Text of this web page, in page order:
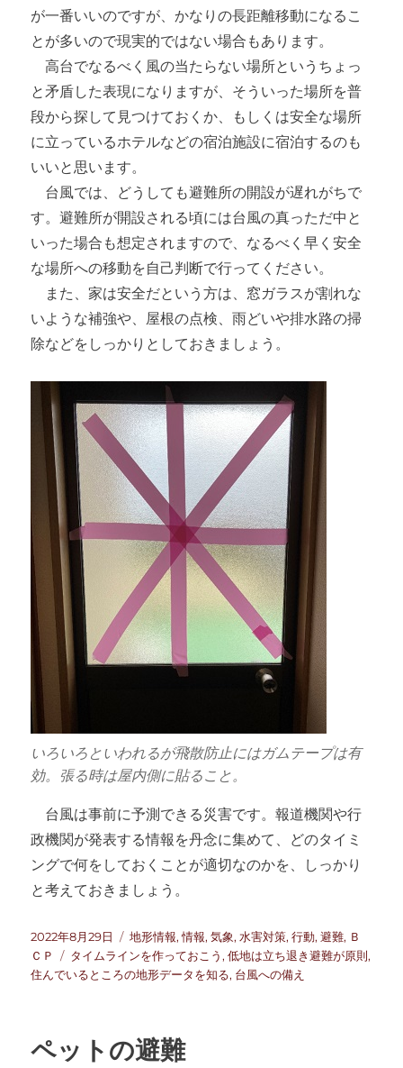
が一番いいのですが、かなりの長距離移動になるこ
とが多いので現実的ではない場合もあります。
高台でなるべく風の当たらない場所というちょっ
と矛盾した表現になりますが、そういった場所を普
段から探して見つけておくか、もしくは安全な場所
に立っているホテルなどの宿泊施設に宿泊するのも
いいと思います。
台風では、どうしても避難所の開設が遅れがちで
す。避難所が開設される頃には台風の真っただ中と
いった場合も想定されますので、なるべく早く安全
な場所への移動を自己判断で行ってください。
また、家は安全だという方は、窓ガラスが割れな
いような補強や、屋根の点検、雨どいや排水路の掃
除などをしっかりとしておきましょう。
いろいろといわれるが飛散防止にはガムテープは有
効。張る時は屋内側に貼ること。
台風は事前に予測できる災害です。報道機関や行
政機関が発表する情報を丹念に集めて、どのタイミ
ングで何をしておくことが適切なのかを、しっかり
と考えておきましょう。
投
稿
日:
2022年8月29日
カ
テ
ゴ
地形情報,情報,気象, 水害対策,行動,避難, Ｂ
ＣＰ
タ
グ
タイムラインを作っておこう ,低地は立ち退き避難が原則,
住んでいるところの地形データを知る, 台風への備え
ペットの避難